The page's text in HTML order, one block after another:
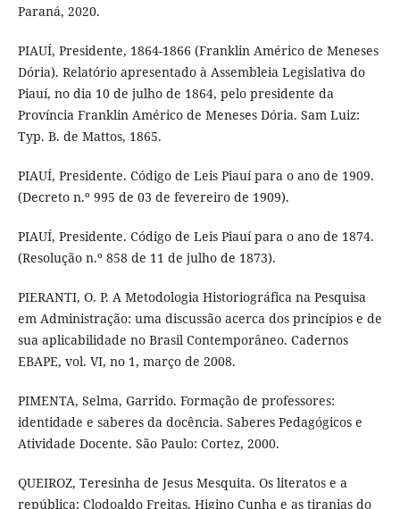
Paraná, 2020.
PIAUÍ, Presidente, 1864-1866 (Franklin Américo de Meneses
Dória). Relatório apresentado à Assembleia Legislativa do
Piauí, no dia 10 de julho de 1864, pelo presidente da
Província Franklin Américo de Meneses Dória. Sam Luiz:
Typ. B. de Mattos, 1865.
PIAUÍ, Presidente. Código de Leis Piauí para o ano de 1909.
(Decreto n.º 995 de 03 de fevereiro de 1909).
PIAUÍ, Presidente. Código de Leis Piauí para o ano de 1874.
(Resolução n.º 858 de 11 de julho de 1873).
PIERANTI, O. P. A Metodologia Historiográfica na Pesquisa
em Administração: uma discussão acerca dos princípios e de
sua aplicabilidade no Brasil Contemporâneo. Cadernos
EBAPE, vol. VI, no 1, março de 2008.
PIMENTA, Selma, Garrido. Formação de professores:
identidade e saberes da docência. Saberes Pedagógicos e
Atividade Docente. São Paulo: Cortez, 2000.
QUEIROZ, Teresinha de Jesus Mesquita. Os literatos e a
república: Clodoaldo Freitas, Higino Cunha e as tiranias do